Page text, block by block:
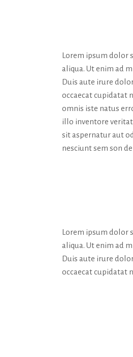
Lorem ipsum dolor
aliqua. Ut enim ad
Duis aute irure
occaecat cupidatat
omnis iste natus
illo inventore
sit aspernatur aut
nesciunt sem son
Lorem ipsum dolor
aliqua. Ut enim ad
Duis aute irure
occaecat cupidatat